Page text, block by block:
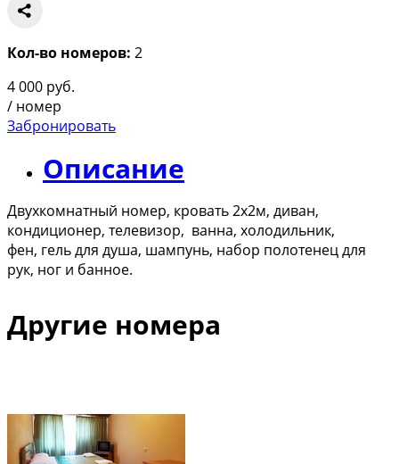
Кол-во номеров: 2
4 000 руб.
/ номер
Забронировать
Описание
Двухкомнатный номер, кровать 2х2м, диван,
кондиционер, телевизор, ванна, холодильник,
фен, гель для душа, шампунь, набор полотенец для
рук, ног и банное.
Другие номера